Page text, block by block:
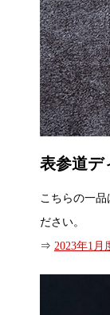
表参道デ
こちらの一
ださい。
⇒ 2023年1月